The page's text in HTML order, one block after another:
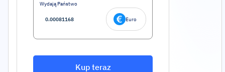
Wydają Państwo
Euro
Kup teraz